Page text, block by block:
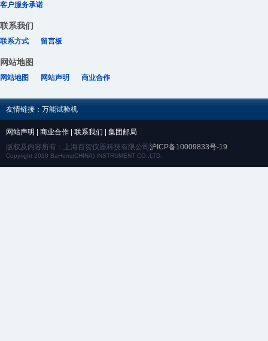
客户服务承诺
联系我们
联系方式 留言板
网站地图
网站地图 网站声明 商业合作
友情链接： 万能试验机
网站声明 商业合作 联系我们
集团邮局
版权及内容所有：上海百贺仪器科技有限公司 沪ICP备10009833号-19
Copyright 2010 BaHens(CHINA) INSTRUMENT CO.,LTD.